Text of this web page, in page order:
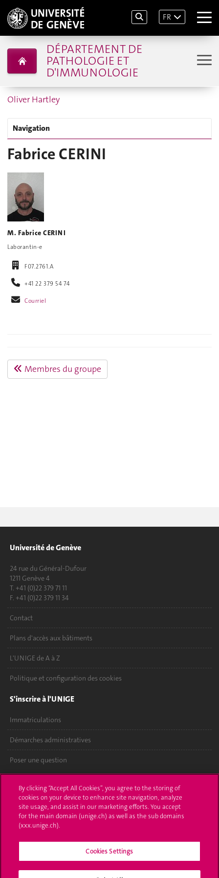
FR
DÉPARTEMENT DE
PATHOLOGIE ET
D'IMMUNOLOGIE
Oliver Hartley
Navigation
Fabrice CERINI
M. Fabrice CERINI
Laborantin-e
F07.2761.A
+41 22 379 54 74
Courriel
Membres du groupe
Université de Genève
24 rue du Général-Dufour
1211 Genève 4
T. +41 (0)22 379 71 11
F. +41 (0)22 379 11 34
Contact
Plans d'accès aux bâtiments
L'UNIGE de A à Z
Politique et configuration des cookies
S'inscrire à l'UNIGE
Immatriculations
Démarches administratives
Poser une question
UNIGE Mobile
Médias
Offres d'emploi
Bibliothèque
By clicking “Accept All Cookies”, you agree to the storing of
cookies on your device to enhance site navigation, analyze
site usage, and assist in our marketing efforts. You accept
for the main domain (unige.ch) as well as the sub domains
(xxx.unige.ch).
Cookies Settings